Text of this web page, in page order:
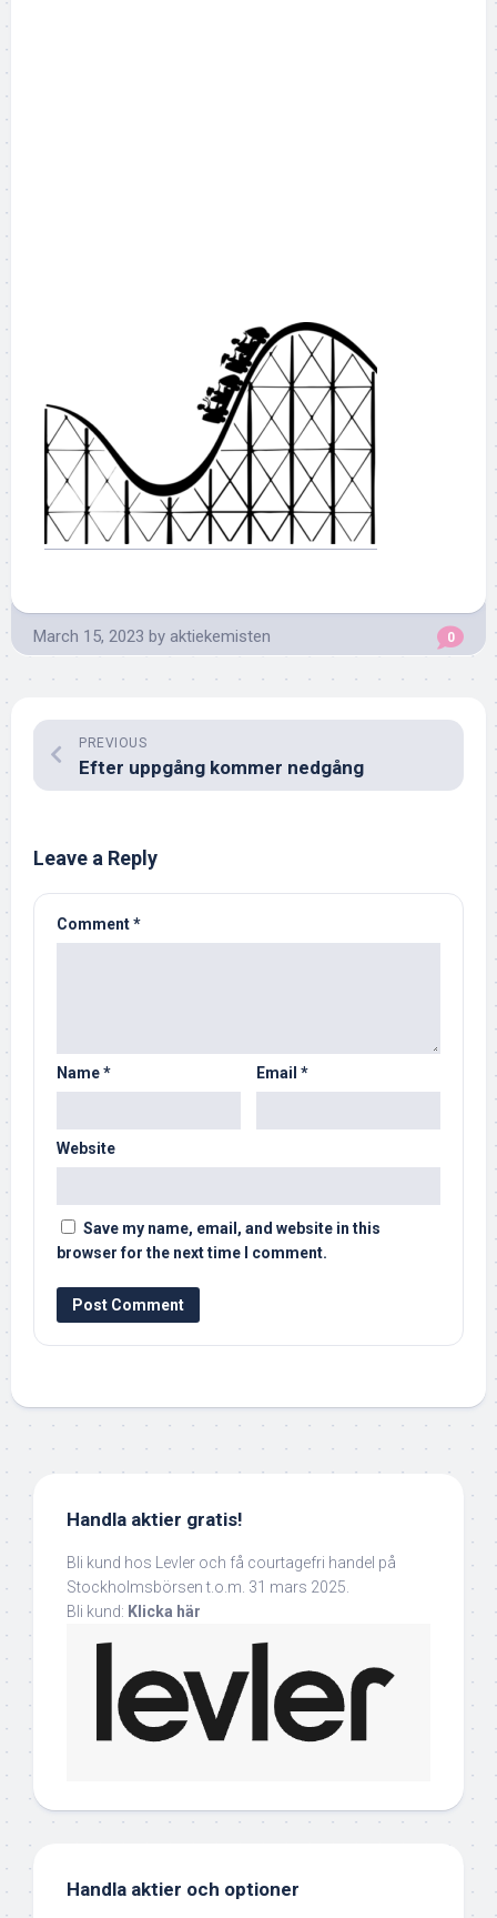
March 15, 2023 by aktiekemisten 0
PREVIOUS
Efter uppgång kommer nedgång
Leave a Reply
Comment*
Name* Email *
Website
Save my name, email, and website in this
browser for the next time I comment.
Handla aktier gratis!
Bli kund hos Levler och få courtagefri handel på
Stockholmsbörsen t.o.m. 31 mars 2025.
Bli kund: Klicka här
Handla aktier och optioner